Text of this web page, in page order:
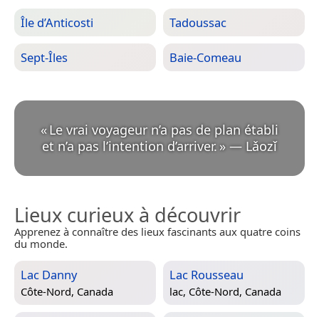
Île d’Anticosti Tadoussac
Sept-Îles Baie-Comeau
«Le vrai voyageur n’a pas de plan établi
et n’a pas l’intention d’arriver. » — Lǎozǐ
Lieux curieux à découvrir
Apprenez à connaître des lieux fascinants aux quatre coins
du monde.
Lac Danny
Côte-Nord, Canada
Lac Rousseau
lac, Côte-Nord, Canada